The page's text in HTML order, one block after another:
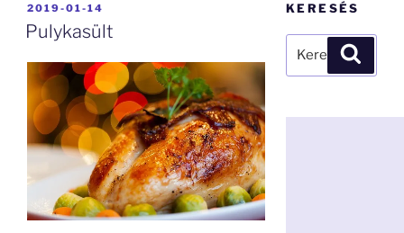
BEKÜLDVE:
2019-01-14
Pulykasült
KERESÉS
Keresés